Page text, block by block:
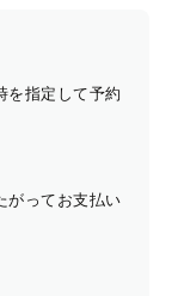
を指定して予約
がってお支払い